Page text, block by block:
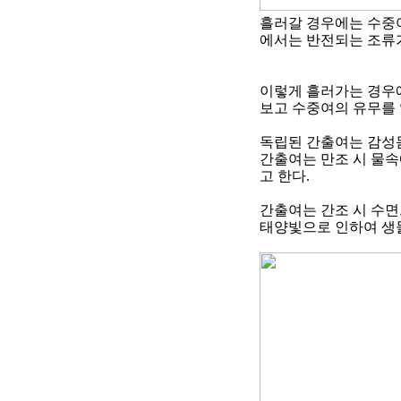
흘러갈 경우에는 수
에서는 반전되는 조
이렇게 흘러가는 경
보고 수중여의 유무를
독립된 간출여는 감
간출여는 만조 시 물
고 한다.
간출여는 간조 시 수
태양빛으로 인하여